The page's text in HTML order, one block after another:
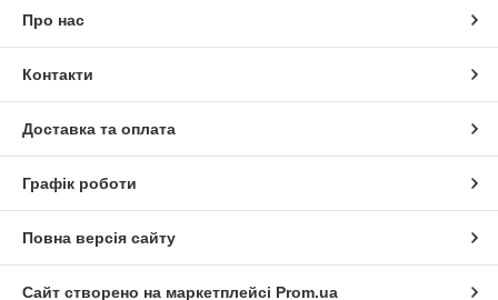
Про нас
Контакти
Доставка та оплата
Графік роботи
Повна версія сайту
Сайт створено на маркетплейсі Prom.ua